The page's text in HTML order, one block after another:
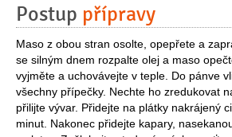
Postup přípravy
Maso z obou stran osolte, opepřete a
se silným dnem rozpalte olej a maso
vyjměte a uchovávejte v teple. Do pánve
všechny přípečky. Nechte ho zredukovat
přilijte vývar. Přidejte na plátky nakrájený
minut. Nakonec přidejte kapary,